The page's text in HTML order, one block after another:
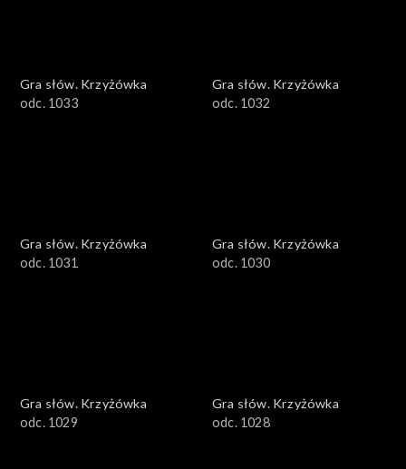
Gra słów. Krzyżówka
odc. 1033
Gra słów. Krzyżówka
odc. 1032
Gra słów. Krzyżówka
odc. 1031
Gra słów. Krzyżówka
odc. 1030
Gra słów. Krzyżówka
odc. 1029
Gra słów. Krzyżówka
odc. 1028